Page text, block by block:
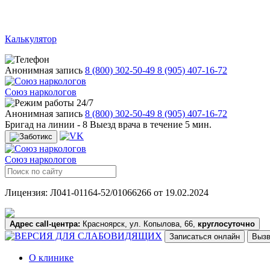
Калькулятор
Анонимная запись 8 (800) 302-50-49 8 (905) 407-16-72
Союз наркологов
24/7
Анонимная запись 8 (800) 302-50-49 8 (905) 407-16-72
Бригад на линии - 8 Выезд врача в течение 5 мин.
Союз наркологов
Лицензия: Л041-01164-52/01066266 от 19.02.2024
Адрес call-центра: Красноярск, ул. Копылова, 66, круглосуточно
Записаться онлайн
О клинике